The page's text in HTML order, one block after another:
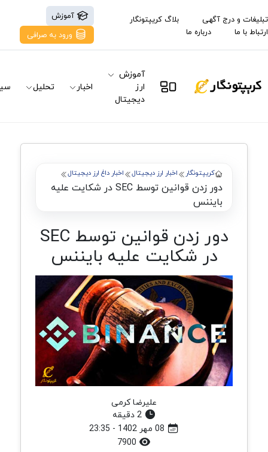
تبلیغات و درج آگهی
بلاگ کریپتونگار
ارتباط با ما
درباره ما
آموزش
ورود به صرافی
آموزش
ارز
دیجیتال
اخبار تحلیل
کریپتونگار اخبار ارز دیجیتال اخبار داغ ارز دیجیتال
دور زدن قوانین توسط SEC در شکایت علیه
بایننس
دور زدن قوانین توسط SEC
در شکایت علیه بایننس
علیرضا کرمی
2 دقیقه